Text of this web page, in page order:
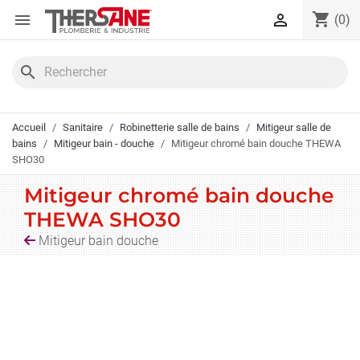
Panneau de gestion des cookies
 shopping_cart (0)

search
Accueil Sanitaire Robinetterie salle de bains
Mitigeur salle de
bains
Mitigeur bain - douche
Mitigeur chromé bain douche THEWA
SHO30
Mitigeur chromé bain douche
THEWA SHO30
Mitigeur bain douche